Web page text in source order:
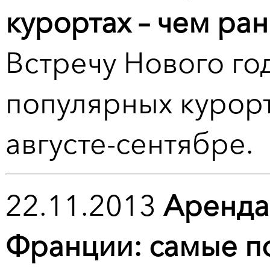
курортах – чем
Встречу Нового
популярных
августе-сентябре.
22.11.2013
Франции: самые